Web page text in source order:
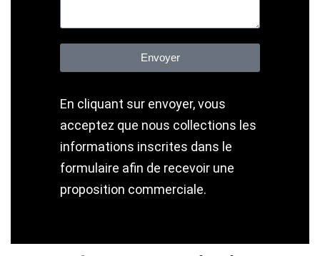
Envoyer
En cliquant sur envoyer, vous
acceptez que nous collections les
informations inscrites dans le
formulaire afin de recevoir une
proposition commerciale.